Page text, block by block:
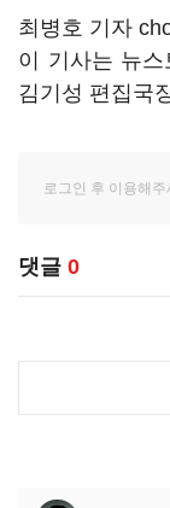
최병호 기자
이 기사는 뉴
김기성 편집국
댓글 0